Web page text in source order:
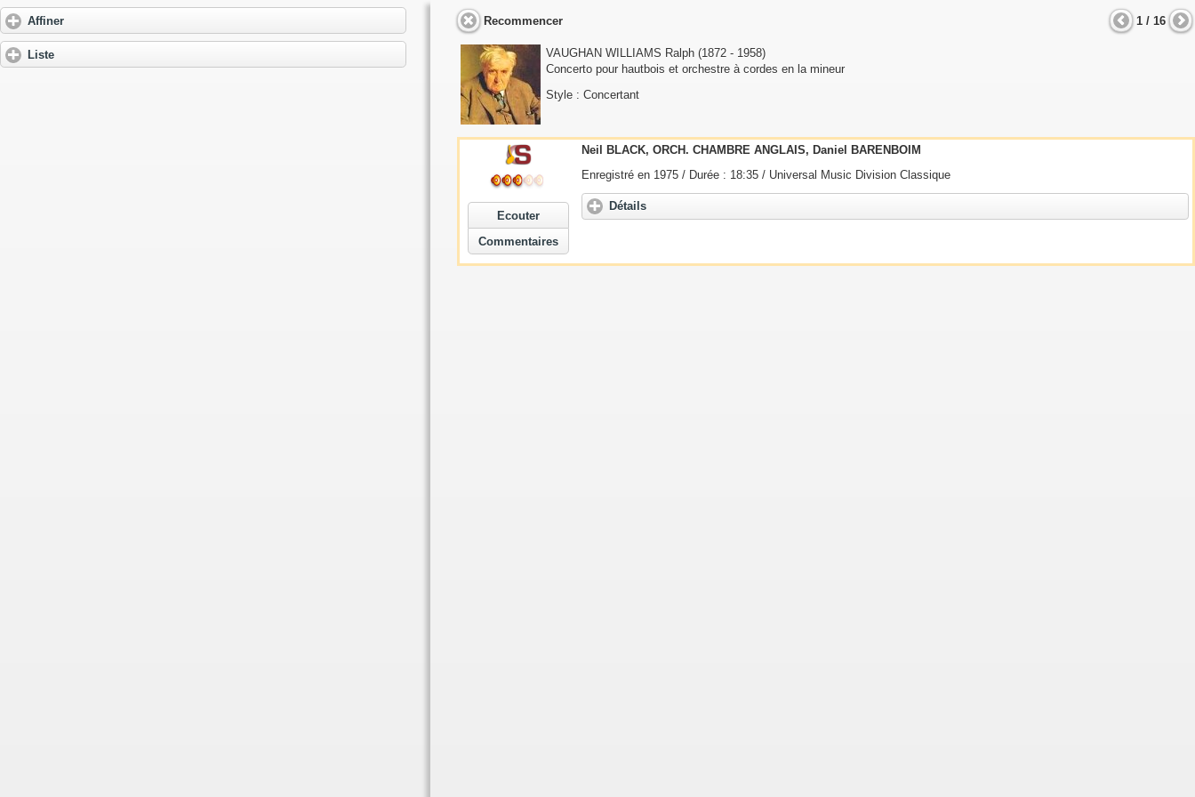
Affiner
Liste
Recommencer 1 / 16
VAUGHAN WILLIAMS Ralph(1872 - 1958)
Concerto pour hautbois et orchestre à cordes en la mineur
Style : Concertant
Ecouter
Commentaires
Neil BLACK, ORCH. CHAMBRE ANGLAIS, Daniel BARENBOIM
Enregistré en 1975 / Durée : 18:35 / Universal Music Division Classique
Détails